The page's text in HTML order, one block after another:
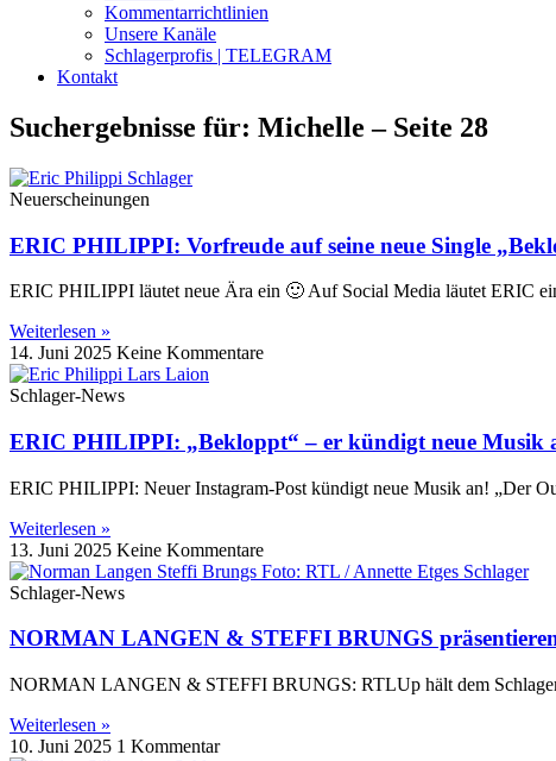
Kommentarrichtlinien
Unsere Kanäle
Schlagerprofis | TELEGRAM
Kontakt
Suchergebnisse für: Michelle – Seite 28
Neuerscheinungen
ERIC PHILIPPI: Vorfreude auf seine neue Single
ERIC PHILIPPI läutet neue Ära ein 🙂 Auf Social Media läutet ERIC
Weiterlesen »
14. Juni 2025 Keine Kommentare
Schlager-News
ERIC PHILIPPI: „Bekloppt“ – er kündigt neue Musik
ERIC PHILIPPI: Neuer Instagram-Post kündigt neue Musik an! „Der
Weiterlesen »
13. Juni 2025 Keine Kommentare
Schlager-News
NORMAN LANGEN & STEFFI BRUNGS
NORMAN LANGEN & STEFFI BRUNGS: RTLUp hält dem Schlager
Weiterlesen »
10. Juni 2025 1 Kommentar